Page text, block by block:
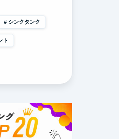
シンクタンク
ト